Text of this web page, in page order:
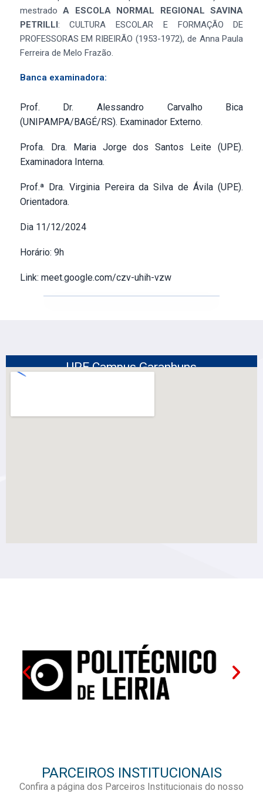
mestradoA ESCOLA NORMAL REGIONAL SAVINA
PETRILLI : CULTURA ESCOLAR E FORMAÇÃO DE
PROFESSORAS EM RIBEIRÃO (1953-1972), de Anna Paula
Ferreira de Melo Frazão.
Banca examinadora:
Prof. Dr. Alessandro Carvalho Bica
(UNIPAMPA/BAGÉ/RS). Examinador Externo.
Profa. Dra. Maria Jorge dos Santos Leite (UPE).
Examinadora Interna.
Prof.ª Dra. Virginia Pereira da Silva de Ávila (UPE).
Orientadora.
Dia 11/12/2024
Horário: 9h
Link: meet.google.com/czv-uhih-vzw
UPE Campus Garanhuns
PARCEIROS INSTITUCIONAIS
Confira a página dos Parceiros Institucionais do nosso